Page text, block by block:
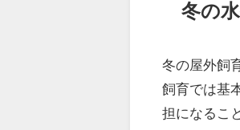
冬の
冬の屋外飼
飼育では基
担になるこ